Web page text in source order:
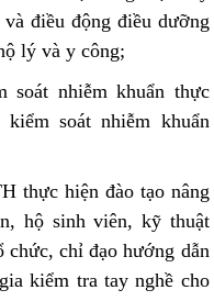
điều động điều dưỡng
lý và y công;
nhiễm khuẩn thực
soát nhiễm khuẩn
thực hiện đào tạo nâng
hộ sinh viên, kỹ thuật
chỉ đạo hướng dẫn
kiểm tra tay nghề cho